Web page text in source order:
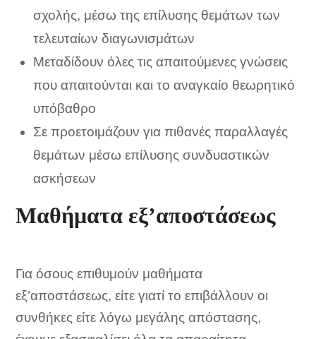
σχολής, μέσω της επίλυσης θεμάτων των
τελευταίων διαγωνισμάτων
Μεταδίδουν όλες τις απαιτούμενες γνώσεις
που απαιτούνται και το αναγκαίο θεωρητικό
υπόβαθρο
Σε προετοιμάζουν για πιθανές παραλλαγές
θεμάτων μέσω επίλυσης συνδυαστικών
ασκήσεων
Μαθήματα εξ’αποστάσεως
Για όσους επιθυμούν μαθήματα
εξ’αποστάσεως, είτε γιατί το επιβάλλουν οι
συνθήκες είτε λόγω μεγάλης απόστασης,